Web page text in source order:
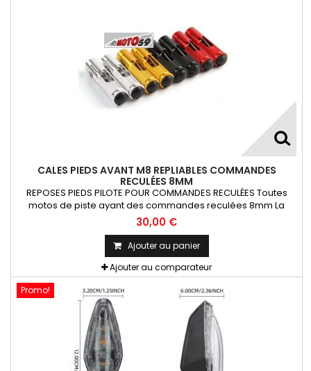
CALES PIEDS AVANT M8 REPLIABLES COMMANDES
RECULÉES 8MM
REPOSES PIEDS PILOTE POUR COMMANDES RECULÉES Toutes
motos de piste ayant des commandes reculées 8mm La
Paire
30,00 €
Ajouter au panier
Ajouter au comparateur
Promo!